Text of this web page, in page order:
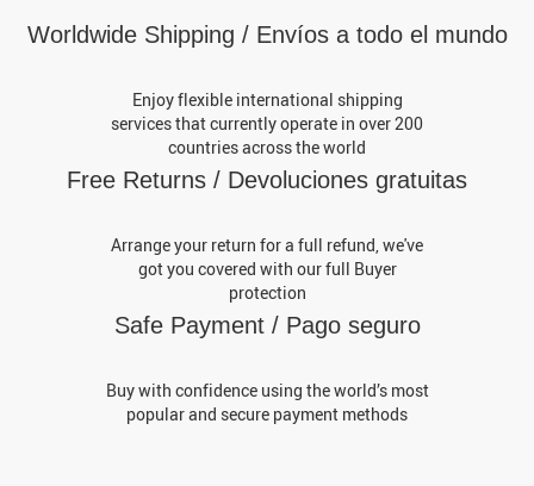
Worldwide Shipping / Envíos a todo el mundo
Enjoy flexible international shipping
services that currently operate in over 200
countries across the world
Free Returns / Devoluciones gratuitas
Arrange your return for a full refund, we've
got you covered with our full Buyer
protection
Safe Payment / Pago seguro
Buy with confidence using the world’s most
popular and secure payment methods